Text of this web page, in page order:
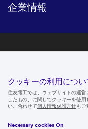
企業情報
ニュースルーム
IR情報
採用情報
クッキーの利用につい
住友電工では、ウェブサイトの運
したもの、に関してクッキーを使
い。合わせて個人情報保護方針もご
Necessary cookies On